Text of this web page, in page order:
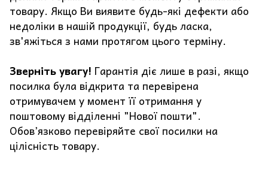
товару. Якщо Ви виявите будь-які дефекти або
недоліки в нашій продукції, будь ласка,
зв'яжіться з нами протягом цього терміну.
Зверніть увагу! Гарантія діє лише в разі, якщо
посилка була відкрита та перевірена
отримувачем у момент її отримання у
поштовому відділенні "Нової пошти".
Обов’язково перевіряйте свої посилки на
цілісність товару.